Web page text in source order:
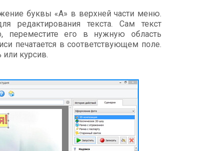
буквы «А» в верхней части меню.
редактирования текста. Сам текст
переместите его в нужную область
печатается в соответствующем поле.
курсив.